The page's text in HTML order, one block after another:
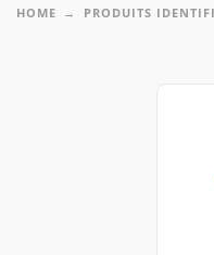
HOME PRODUITS